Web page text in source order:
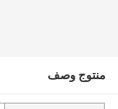
منتوج وصف